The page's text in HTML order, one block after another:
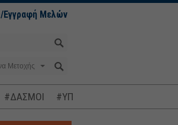
Εγγραφή Μελών
#ΔΑΣΜΟΙ #ΥΠΟΚΛΟΠΕΣ